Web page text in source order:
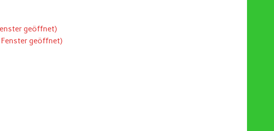
geöffnet)
Fenster geöffnet)